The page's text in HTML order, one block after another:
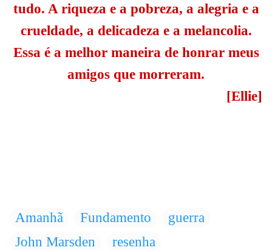
tudo. A riqueza e a pobreza, a alegria e a
crueldade, a delicadeza e a melancolia.
Essa é a melhor maneira de honrar meus
amigos que morreram.
[Ellie]
Amanhã Fundamento
guerra
John Marsden
resenha